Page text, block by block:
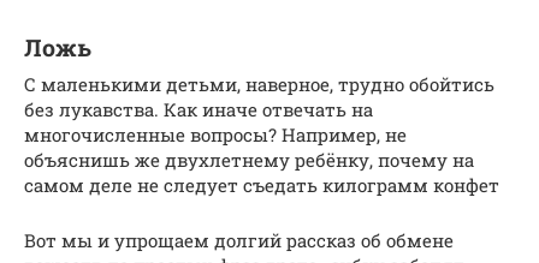
Ложь
С маленькими детьми, наверное, трудно обойтись
без лукавства. Как иначе отвечать на
многочисленные вопросы? Например, не
объяснишь же двухлетнему ребёнку, почему на
самом деле не следует съедать килограмм конфет
Вот мы и упрощаем долгий рассказ об обмене